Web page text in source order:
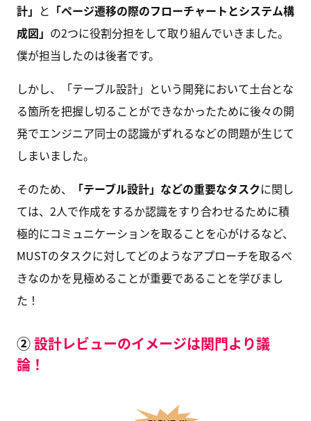
計」 と 「ページ遷移の際のフローチャートとシステム構
成図」 の2つに役割分担をして取り組んでいきました。
僕が担当したのは後者です。
しかし、「テーブル設計」という開発において土台とな
る箇所を把握し切ることができなかったために後々の開
発でエンジニア同士の認識がずれるなどの問題が生じて
しまいました。
そのため、
「テーブル設計」などの重要なタスクに関し
ては、2人で作成をするか認識をすり合わせるために積
極的にコミュニケーションを取ることを心がけるなど、
MUSTのタスクに対してどのようなアプローチを取るべ
きなのかを見極めることが重要であることを学びまし
た！
②設計レビューのイメージは関門より議
論！